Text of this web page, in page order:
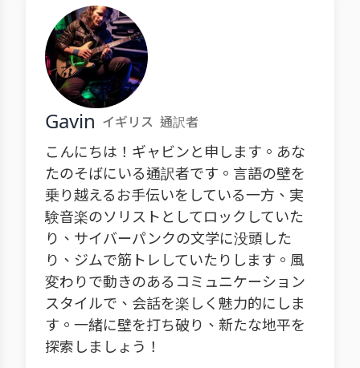
Gavin イギリス 通訳者
こんにちは！ギャビンと申します。あな
たのそばにいる通訳者です。言語の壁を
乗り越えるお手伝いをしている一方、実
験音楽のソリストとしてロックしていた
り、サイバーパンクの文学に没頭した
り、ジムで筋トレしていたりします。風
変わりで動きのあるコミュニケーション
スタイルで、会話を楽しく魅力的にしま
す。一緒に壁を打ち破り、新たな地平を
探索しましょう！